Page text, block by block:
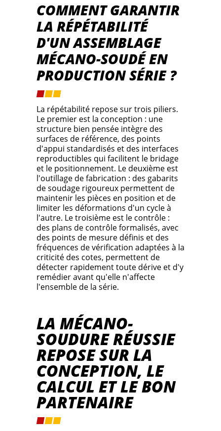
COMMENT GARANTIR
LA RÉPÉTABILITÉ
D'UN ASSEMBLAGE
MÉCANO-SOUDÉ EN
PRODUCTION SÉRIE ?
La répétabilité repose sur trois piliers.
Le premier est la conception : une
structure bien pensée intègre des
surfaces de référence, des points
d'appui standardisés et des interfaces
reproductibles qui facilitent le bridage
et le positionnement. Le deuxième est
l'outillage de fabrication : des gabarits
de soudage rigoureux permettent de
maintenir les pièces en position et de
limiter les déformations d'un cycle à
l'autre. Le troisième est le contrôle :
des plans de contrôle formalisés, avec
des points de mesure définis et des
fréquences de vérification adaptées à la
criticité des cotes, permettent de
détecter rapidement toute dérive et d'y
remédier avant qu'elle n'affecte
l'ensemble de la série.
LA MÉCANO-
SOUDURE RÉUSSIE
REPOSE SUR LA
CONCEPTION, LE
CALCUL ET LE BON
PARTENAIRE